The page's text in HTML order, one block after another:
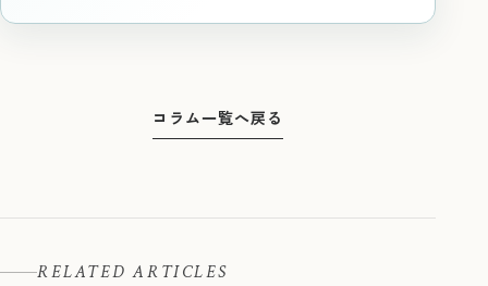
コラム一覧へ戻る
RELATED ARTICLES